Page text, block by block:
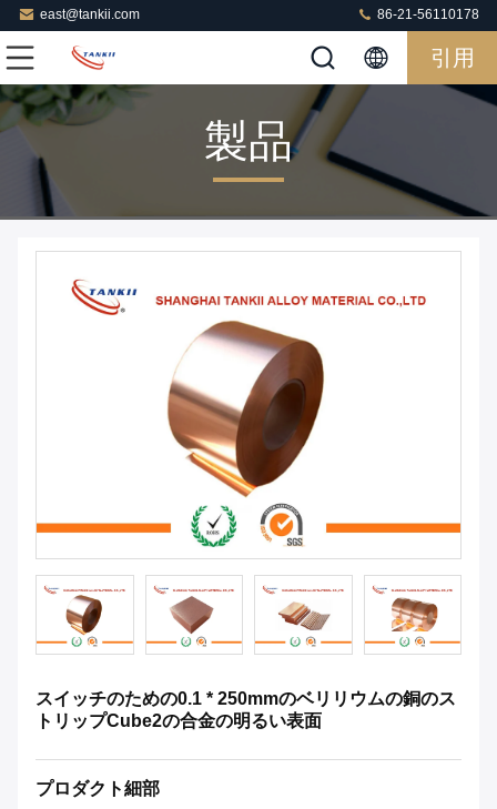
east@tankii.com 86-21-56110178
引用
製品
スイッチのための0.1 * 250mmのベリリウムの銅のス
トリップCube2の合金の明るい表面
プロダクト細部